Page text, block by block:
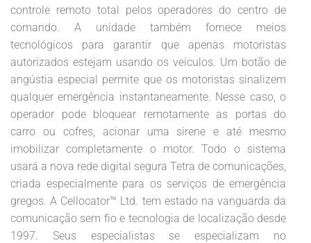
controle remoto total pelos operadores do centro de
comando. A unidade também fornece meios
tecnológicos para garantir que apenas motoristas
autorizados estejam usando os veículos. Um botão de
angústia especial permite que os motoristas sinalizem
qualquer emergência instantaneamente. Nesse caso, o
operador pode bloquear remotamente as portas do
carro ou cofres, acionar uma sirene e até mesmo
imobilizar completamente o motor. Todo o sistema
usará a nova rede digital segura Tetra de comunicações,
criada especialmente para os serviços de emergência
gregos. A Cellocator™ Ltd. tem estado na vanguarda da
comunicação sem fio e tecnologia de localização desde
1997. Seus especialistas se especializam no